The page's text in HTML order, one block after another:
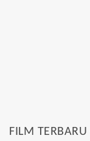
FILM TERBARU